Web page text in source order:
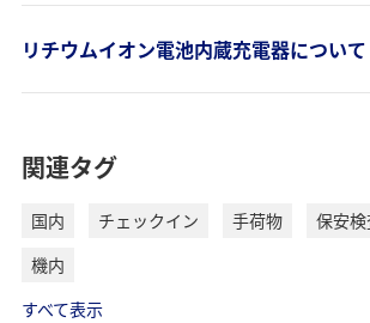
リチウムイオン電池内蔵充電器について
関連タグ
国内 チェックイン 手荷物 保安
機内
すべて表示